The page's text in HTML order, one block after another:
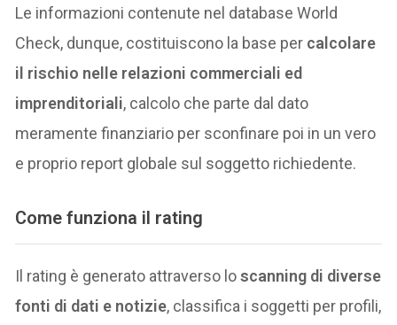
Le informazioni contenute nel database World
Check, dunque, costituiscono la base per calcolare
il rischio nelle relazioni commerciali ed
imprenditoriali, calcolo che parte dal dato
meramente finanziario per sconfinare poi in un vero
e proprio report globale sul soggetto richiedente.
Come funziona il rating
Il rating è generato attraverso loscanning di diverse
fonti di dati e notizie, classifica i soggetti per profili,